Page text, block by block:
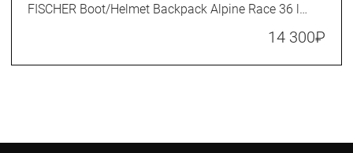
FISCHER Boot/Helmet Backpack Alpine Race 36 l
14 300₽